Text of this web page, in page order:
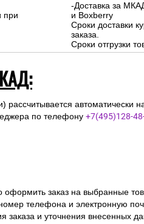
при
-Доставка за
и Boxberry
Сроки доставки
заказа.
Сроки отгрузки
автоматически
по телефону +7(495)128-
заказ на выбранные
телефона и электронную
заказа и уточнения внесенных